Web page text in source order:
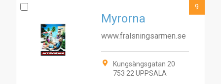
Myrorna
www.fralsningsarmen.se
Kungsängsgatan 20
753 22 UPPSALA
9